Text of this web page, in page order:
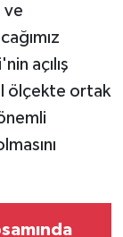
ve
açılış
ölçekte ortak